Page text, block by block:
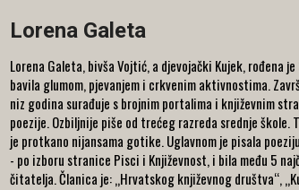
Lorena Galeta
Lorena Galeta, bivša Vojtić, a djevojački Kujek, rođena
bavila glumom, pjevanjem i crkvenim aktivnostima.
niz godina surađuje s brojnim portalima i književnim
poezije. Ozbiljnije piše od trećeg razreda srednje
je protkano nijansama gotike. Uglavnom je pisala
- po izboru stranice Pisci i Književnost, i bila među 5
čitatelja. Članica je: „Hrvatskog književnog društva“,